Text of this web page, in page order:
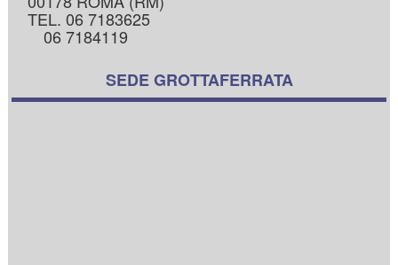
TEL. 06 7183625
06 7184119
SEDE GROTTAFERRATA